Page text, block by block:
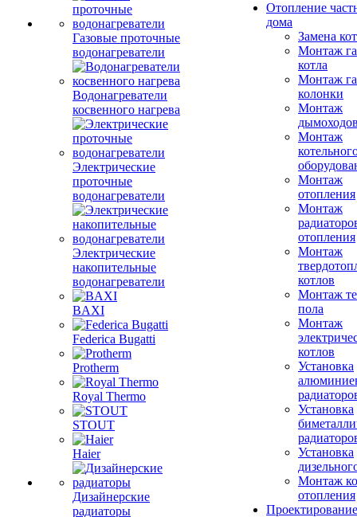
Газовые проточные
водонагреватели
Водонагреватели
косвенного нагрева
Электрические
проточные
водонагреватели
Электрические
накопительные
водонагреватели
BAXI
Federica Bugatti
Protherm
Royal Thermo
STOUT
Haier
Дизайнерские
радиаторы
Отопление
дома
Замена
Монтаж
котла
Монтаж
колонки
Монтаж
Монтаж
Монтаж
отопления
Монтаж
отопления
Монтаж
котлов
Монтаж
пола
Монтаж
котлов
Установка
Установка
Установка
Монтаж
отопления
Проектирование